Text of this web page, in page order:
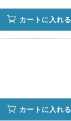
カートに入れる
カートに入れる